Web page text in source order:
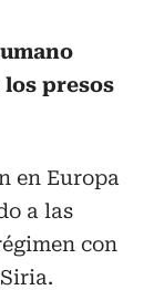
presos
en Europa
a las
con